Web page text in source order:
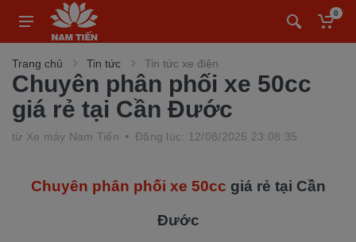
0
Trang chủ Tin tức Tin tức xe điện
Chuyên phân phối xe 50cc
giá rẻ tại Cần Đước
từ Xe máy Nam Tiến Đăng lúc: 12/08/2025 23:08:35
Chuyên phân phối xe 50cc giá rẻ tại Cần
Đước